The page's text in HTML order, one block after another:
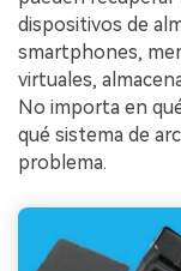
dispositivos de
smartphones,
virtuales,
No importa en
qué sistema de
problema.